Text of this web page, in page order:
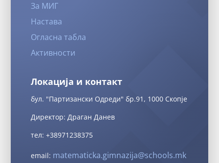
За МИГ
Настава
Огласна табла
Активности
Локација и контакт
бул. "Партизански Одреди" бр.91, 1000 Скопје
Директор: Драган Данев
тел: +38971238375
email: matematicka.gimnazija@schools.mk